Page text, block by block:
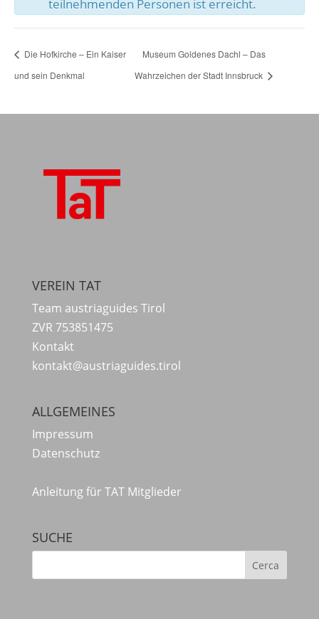
teilnehmenden Personen ist erreicht.
Die Hofkirche – Ein Kaiser
und sein Denkmal
Museum Goldenes Dachl – Das
Wahrzeichen der Stadt Innsbruck
VEREIN TAT
Team austriaguides Tirol
ZVR 753851475
Kontakt
kontakt@austriaguides.tirol
ALLGEMEINES
Impressum
Datenschutz
Anleitung für TAT Mitglieder
SUCHE